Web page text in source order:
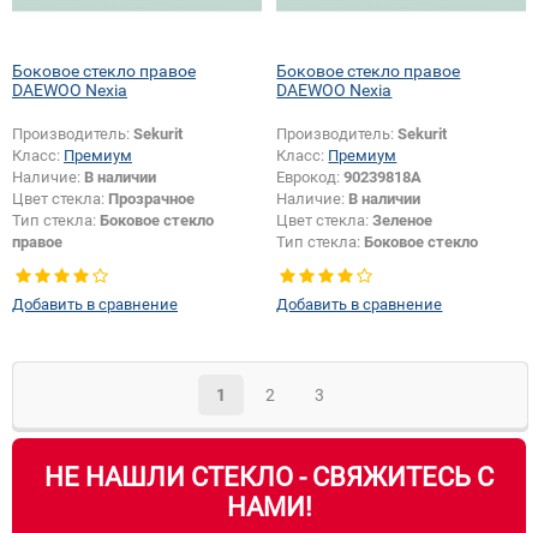
Боковое стекло правое
DAEWOO Nexia
Производитель: Sekurit
Класс: Премиум
Наличие: В наличии
Цвет стекла: Прозрачное
Тип стекла: Боковое стекло
правое
Добавить в сравнение
Боковое стекло правое
DAEWOO Nexia
Производитель:Sekurit
Класс: Премиум
Еврокод:90239818A
Наличие: В наличии
Цвет стекла:Зеленое
Тип стекла: Боковое стекло
Добавить в сравнение
1 2 3
НЕ НАШЛИ СТЕКЛО - СВЯЖИТЕСЬ С
НАМИ!